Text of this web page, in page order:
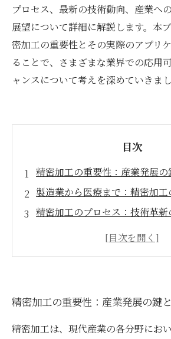
プロセス、最新の技術動向、産業へ
展望について詳細に解説します。本
密加工の重要性とその実際のアプリ
ることで、さまざまな業界での応用
ャンスについて考えを深めていきまし
目次
精密加工の重要性：産業発展
製造業から医療まで：精密加
精密加工のプロセス：技術革新
最新技術動向：精密加工が変え
未来を見据えて：精密加工によ
長
精密加工の重要性：産業発展の鍵
精密加工は、現代産業の各分野にお